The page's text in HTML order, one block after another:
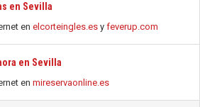
en Sevilla
en elcorteingles.es y feverup.com
en Sevilla
en mireservaonline.es